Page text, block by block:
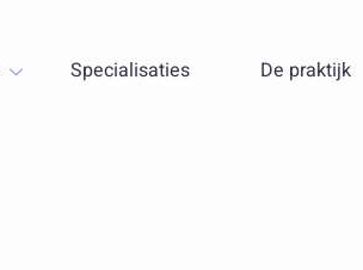
Specialisaties De praktijk